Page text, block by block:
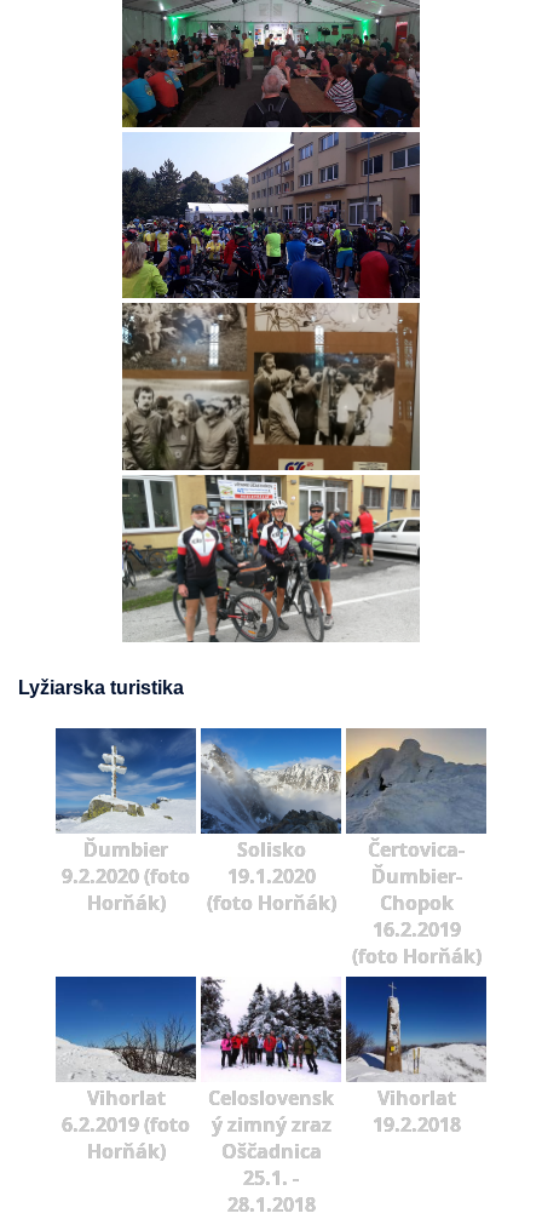
Lyžiarska turistika
Ďumbier
9.2.2020 (foto
Horňák)
Solisko
19.1.2020
(foto Horňák)
Čertovica-
Ďumbier-
Chopok
16.2.2019
(foto Horňák)
Vihorlat
6.2.2019 (foto
Horňák)
Celoslovensk
ý zimný zraz
Oščadnica
25.1. -
28.1.2018
Vihorlat
19.2.2018